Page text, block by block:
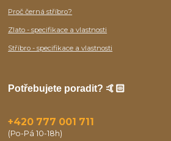
Proč černá stříbro?
Zlato - specifikace a vlastnosti
Stříbro - specifikace a vlastnosti
Potřebujete poradit? 🤙🏻
+420 777 001 711
(Po-Pá 10-18h)